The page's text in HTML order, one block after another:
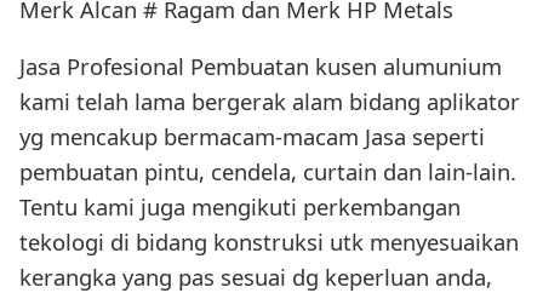
Merk Alcan # Ragam dan Merk HP Metals
Jasa Profesional Pembuatan kusen alumunium
kami telah lama bergerak alam bidang aplikator
yg mencakup bermacam-macam Jasa seperti
pembuatan pintu, cendela, curtain dan lain-lain.
Tentu kami juga mengikuti perkembangan
tekologi di bidang konstruksi utk menyesuaikan
kerangka yang pas sesuai dg keperluan anda,